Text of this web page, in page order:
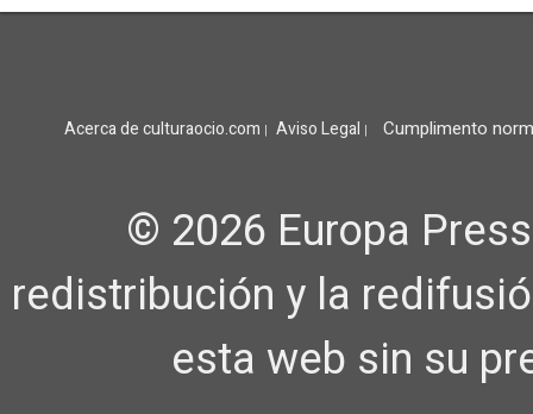
Acerca de culturaocio.com | Aviso Legal | Cumplimento
© 2026 Europa
redistribución y la
esta web sin su